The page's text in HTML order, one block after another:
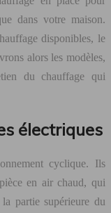
dans votre maison.
disponibles, le
alors les modèles,
du chauffage qui
électriques
cyclique. Ils
en air chaud, qui
partie supérieure du